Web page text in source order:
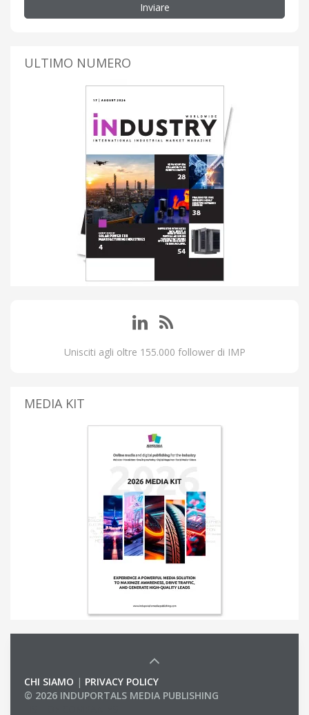
Inviare
ULTIMO NUMERO
Unisciti agli oltre 155.000 follower di IMP
MEDIA KIT
CHI SIAMO | PRIVACY POLICY
© 2026 INDUPORTALS MEDIA PUBLISHING